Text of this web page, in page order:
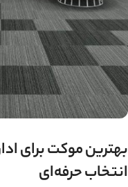
بهترین موکت برای
انتخاب حرفه‌ای